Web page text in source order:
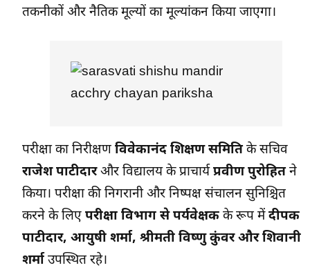
तकनीकों और नैतिक मूल्यों का मूल्यांकन किया जाएगा।
परीक्षा का निरीक्षण विवेकानंद शिक्षण समितिके सचिव
राजेश पाटीदारऔर विद्यालय के प्राचार्यप्रवीण पुरोहितने
किया। परीक्षा की निगरानी और निष्पक्ष संचालन सुनिश्चित
करने के लिए परीक्षा विभाग से पर्यवेक्षक के रूप मेंदीपक
पाटीदार, आयुषी शर्मा, श्रीमती विष्णु कुंवर और शिवानी
शर्मा उपस्थित रहे।